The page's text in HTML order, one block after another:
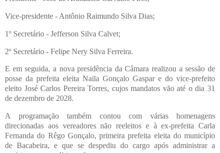
Vice-presidente - Antônio Raimundo Silva Dias;
1º Secretário - Jefferson Silva Calvet;
2º Secretário - Felipe Nery Silva Ferreira.
E em seguida, a nova presidência da Câmara realizou a sessão de
posse da prefeita eleita Naila Gonçalo Gaspar e do vice-prefeito
eleito José Carlos Pereira Torres, cujos mandatos vão até o dia 31
de dezembro de 2028.
A programação também contou com várias homenagens
direcionadas aos vereadores não reeleitos e à ex-prefeita Carla
Fernanda do Rêgo Gonçalo, primeira prefeita eleita do município
de Bacabeira, e que se despediu do cargo após administrar a